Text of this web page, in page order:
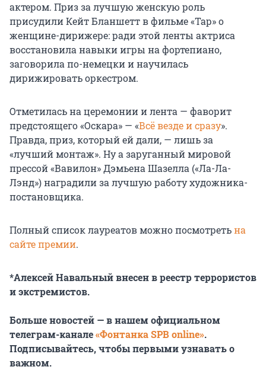
актером. Приз за лучшую женскую роль
присудили Кейт Бланшетт в фильме «Тар» о
женщине-дирижере: ради этой ленты актриса
восстановила навыки игры на фортепиано,
заговорила по-немецки и научилась
дирижировать оркестром.
Отметилась на церемонии и лента — фаворит
предстоящего «Оскара» — «Всё везде и сразу».
Правда, приз, который ей дали, — лишь за
«лучший монтаж». Ну а заруганный мировой
прессой «Вавилон» Дэмьена Шазелла («Ла-Ла-
Лэнд») наградили за лучшую работу художника-
постановщика.
Полный список лауреатов можно посмотретьна
сайте премии.
*Алексей Навальный внесен в реестр террористов
и экстремистов.
Больше новостей — в нашем официальном
телеграм-канале«Фонтанка SPB online».
Подписывайтесь, чтобы первыми узнавать о
важном.